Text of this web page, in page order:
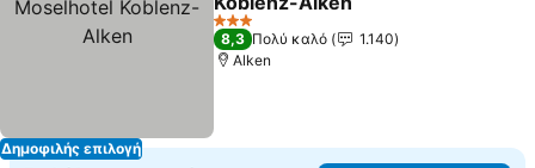
Δημοφιλής επιλογή
3 Αστέρια
8,3 Πολύ καλό
1.140
Alken